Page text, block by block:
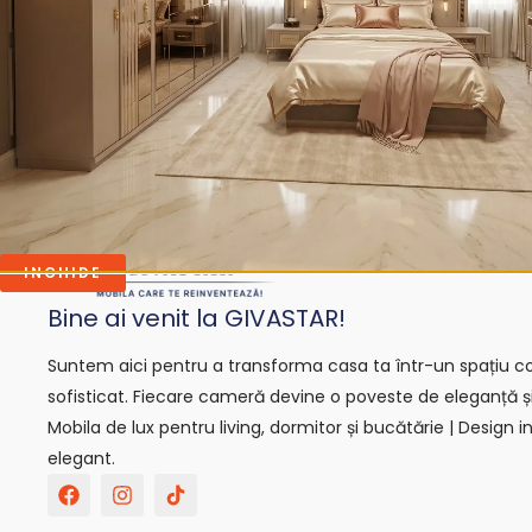
Bine ai venit la GIVASTAR!
Suntem aici pentru a transforma casa ta într-un spațiu
sofisticat. Fiecare cameră devine o poveste de eleganță
Mobila de lux pentru living, dormitor și bucătărie | Design
elegant.
F
a
I
n
T
i
INCHIDE